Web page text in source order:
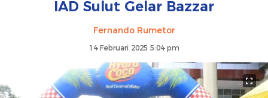
IAD Sulut Gelar Bazzar
Fernando Rumetor
14 Februari 2025 5:04 pm